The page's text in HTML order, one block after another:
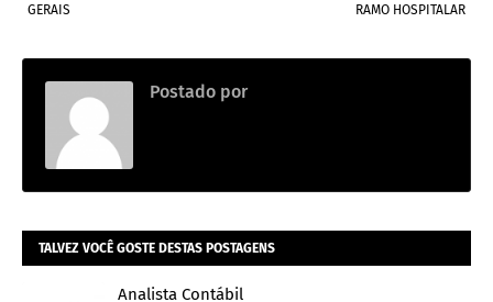
RAMO HOSPITALAR
GERAIS
Postado por
TALVEZ VOCÊ GOSTE DESTAS POSTAGENS
Analista Contábil